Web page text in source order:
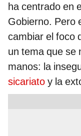
ha centrado en
Gobierno. Pero
cambiar el foco
un tema que se
manos: la
sicariato y la